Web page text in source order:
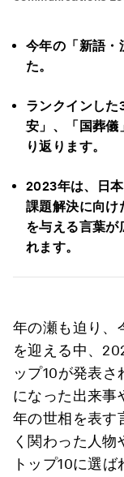
今年の「新語・
た。
ランクインした
安」、「国葬儀
り返ります。
2023年は、日
課題解決に向け
を与える言葉が
れます。
年の瀬も迫り、
を迎える中、
ップ10が発表
になった出来事
年の世相を表す
く関わった人
トップ10に選